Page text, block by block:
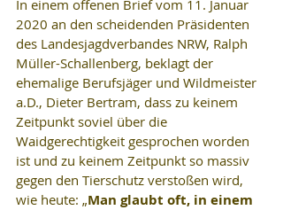
In einem offenen Brief vom 11. Januar
2020 an den scheidenden Präsidenten
des Landesjagdverbandes NRW, Ralph
Müller-Schallenberg, beklagt der
ehemalige Berufsjäger und Wildmeister
a.D., Dieter Bertram, dass zu keinem
Zeitpunkt soviel über die
Waidgerechtigkeit gesprochen worden
ist und zu keinem Zeitpunkt so massiv
gegen den Tierschutz verstoßen wird,
wie heute: „Man glaubt oft, in einem